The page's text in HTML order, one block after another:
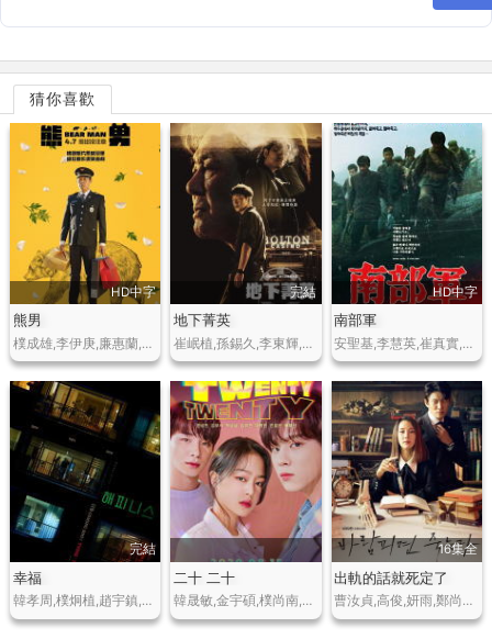
猜你喜歡
HD中字
熊男
樸成雄,李伊庚,廉惠蘭,崔民秀,吳達洙,鄭雨盛
完結
地下菁英
崔岷植,孫錫久,李東輝,許成泰,李奎炯,金雷夏,裴海善
HD中字
南部軍
安聖基,李慧英,崔真實,崔民秀
完結
幸福
韓孝周,樸炯植,趙宇鎮,樸珠熙,樸亨洙,韓多瑟,車順裴,裴海善
二十 二十
韓晟敏,金宇碩,樸尚南,康裕瓚,蔡元彬,陳浩恩,裴海善
16集全
出軌的話就死定了
曹汝貞,高俊,妍雨,鄭尚勳,金永大,裴盧麗